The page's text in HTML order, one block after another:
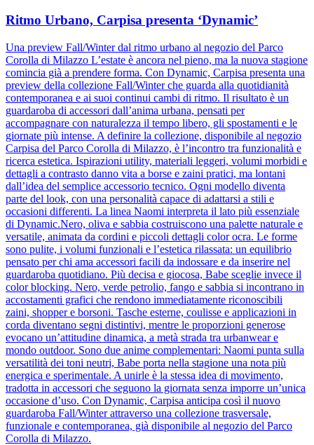
Ritmo Urbano, Carpisa presenta ‘Dynamic’
Una preview Fall/Winter dal ritmo urbano al negozio del Parco
Corolla di Milazzo L’estate è ancora nel pieno, ma la nuova stagione
comincia già a prendere forma. Con Dynamic, Carpisa presenta una
preview della collezione Fall/Winter che guarda alla quotidianità
contemporanea e ai suoi continui cambi di ritmo. Il risultato è un
guardaroba di accessori dall’anima urbana, pensati per
accompagnare con naturalezza il tempo libero, gli spostamenti e le
giornate più intense. A definire la collezione, disponibile al negozio
Carpisa del Parco Corolla di Milazzo, è l’incontro tra funzionalità e
ricerca estetica. Ispirazioni utility, materiali leggeri, volumi morbidi e
dettagli a contrasto danno vita a borse e zaini pratici, ma lontani
dall’idea del semplice accessorio tecnico. Ogni modello diventa
parte del look, con una personalità capace di adattarsi a stili e
occasioni differenti. La linea Naomi interpreta il lato più essenziale
di Dynamic.Nero, oliva e sabbia costruiscono una palette naturale e
versatile, animata da cordini e piccoli dettagli color ocra. Le forme
sono pulite, i volumi funzionali e l’estetica rilassata: un equilibrio
pensato per chi ama accessori facili da indossare e da inserire nel
guardaroba quotidiano. Più decisa e giocosa, Babe sceglie invece il
color blocking. Nero, verde petrolio, fango e sabbia si incontrano in
accostamenti grafici che rendono immediatamente riconoscibili
zaini, shopper e borsoni. Tasche esterne, coulisse e applicazioni in
corda diventano segni distintivi, mentre le proporzioni generose
evocano un’attitudine dinamica, a metà strada tra urbanwear e
mondo outdoor. Sono due anime complementari: Naomi punta sulla
versatilità dei toni neutri, Babe porta nella stagione una nota più
energica e sperimentale. A unirle è la stessa idea di movimento,
tradotta in accessori che seguono la giornata senza imporre un’unica
occasione d’uso. Con Dynamic, Carpisa anticipa così il nuovo
guardaroba Fall/Winter attraverso una collezione trasversale,
funzionale e contemporanea, già disponibile al negozio del Parco
Corolla di Milazzo.